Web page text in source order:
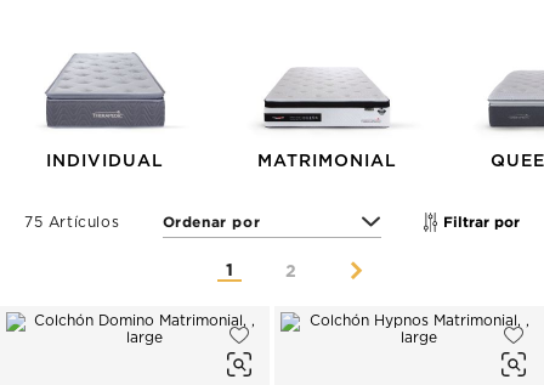
INDIVIDUAL MATRIMONIAL
75 Artículos Filtrar por
1 2